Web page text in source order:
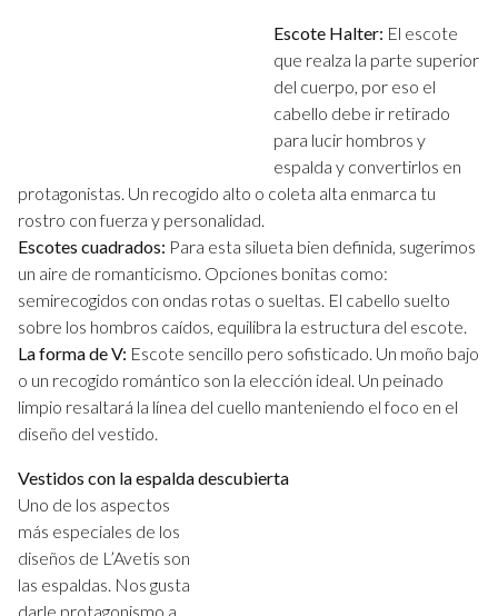
Escote Halter: El escote
que realza la parte superior
del cuerpo, por eso el
cabello debe ir retirado
para lucir hombros y
espalda y convertirlos en
protagonistas. Un recogido alto o coleta alta enmarca tu
rostro con fuerza y personalidad.
Escotes cuadrados: Para esta silueta bien definida, sugerimos
un aire de romanticismo. Opciones bonitas como:
semirecogidos con ondas rotas o sueltas. El cabello suelto
sobre los hombros caídos, equilibra la estructura del escote.
La forma de V: Escote sencillo pero sofisticado. Un moño bajo
o un recogido romántico son la elección ideal. Un peinado
limpio resaltará la línea del cuello manteniendo el foco en el
diseño del vestido.
Vestidos con la espalda descubierta
Uno de los aspectos
más especiales de los
diseños de L’Avetis son
las espaldas. Nos gusta
darle protagonismo a